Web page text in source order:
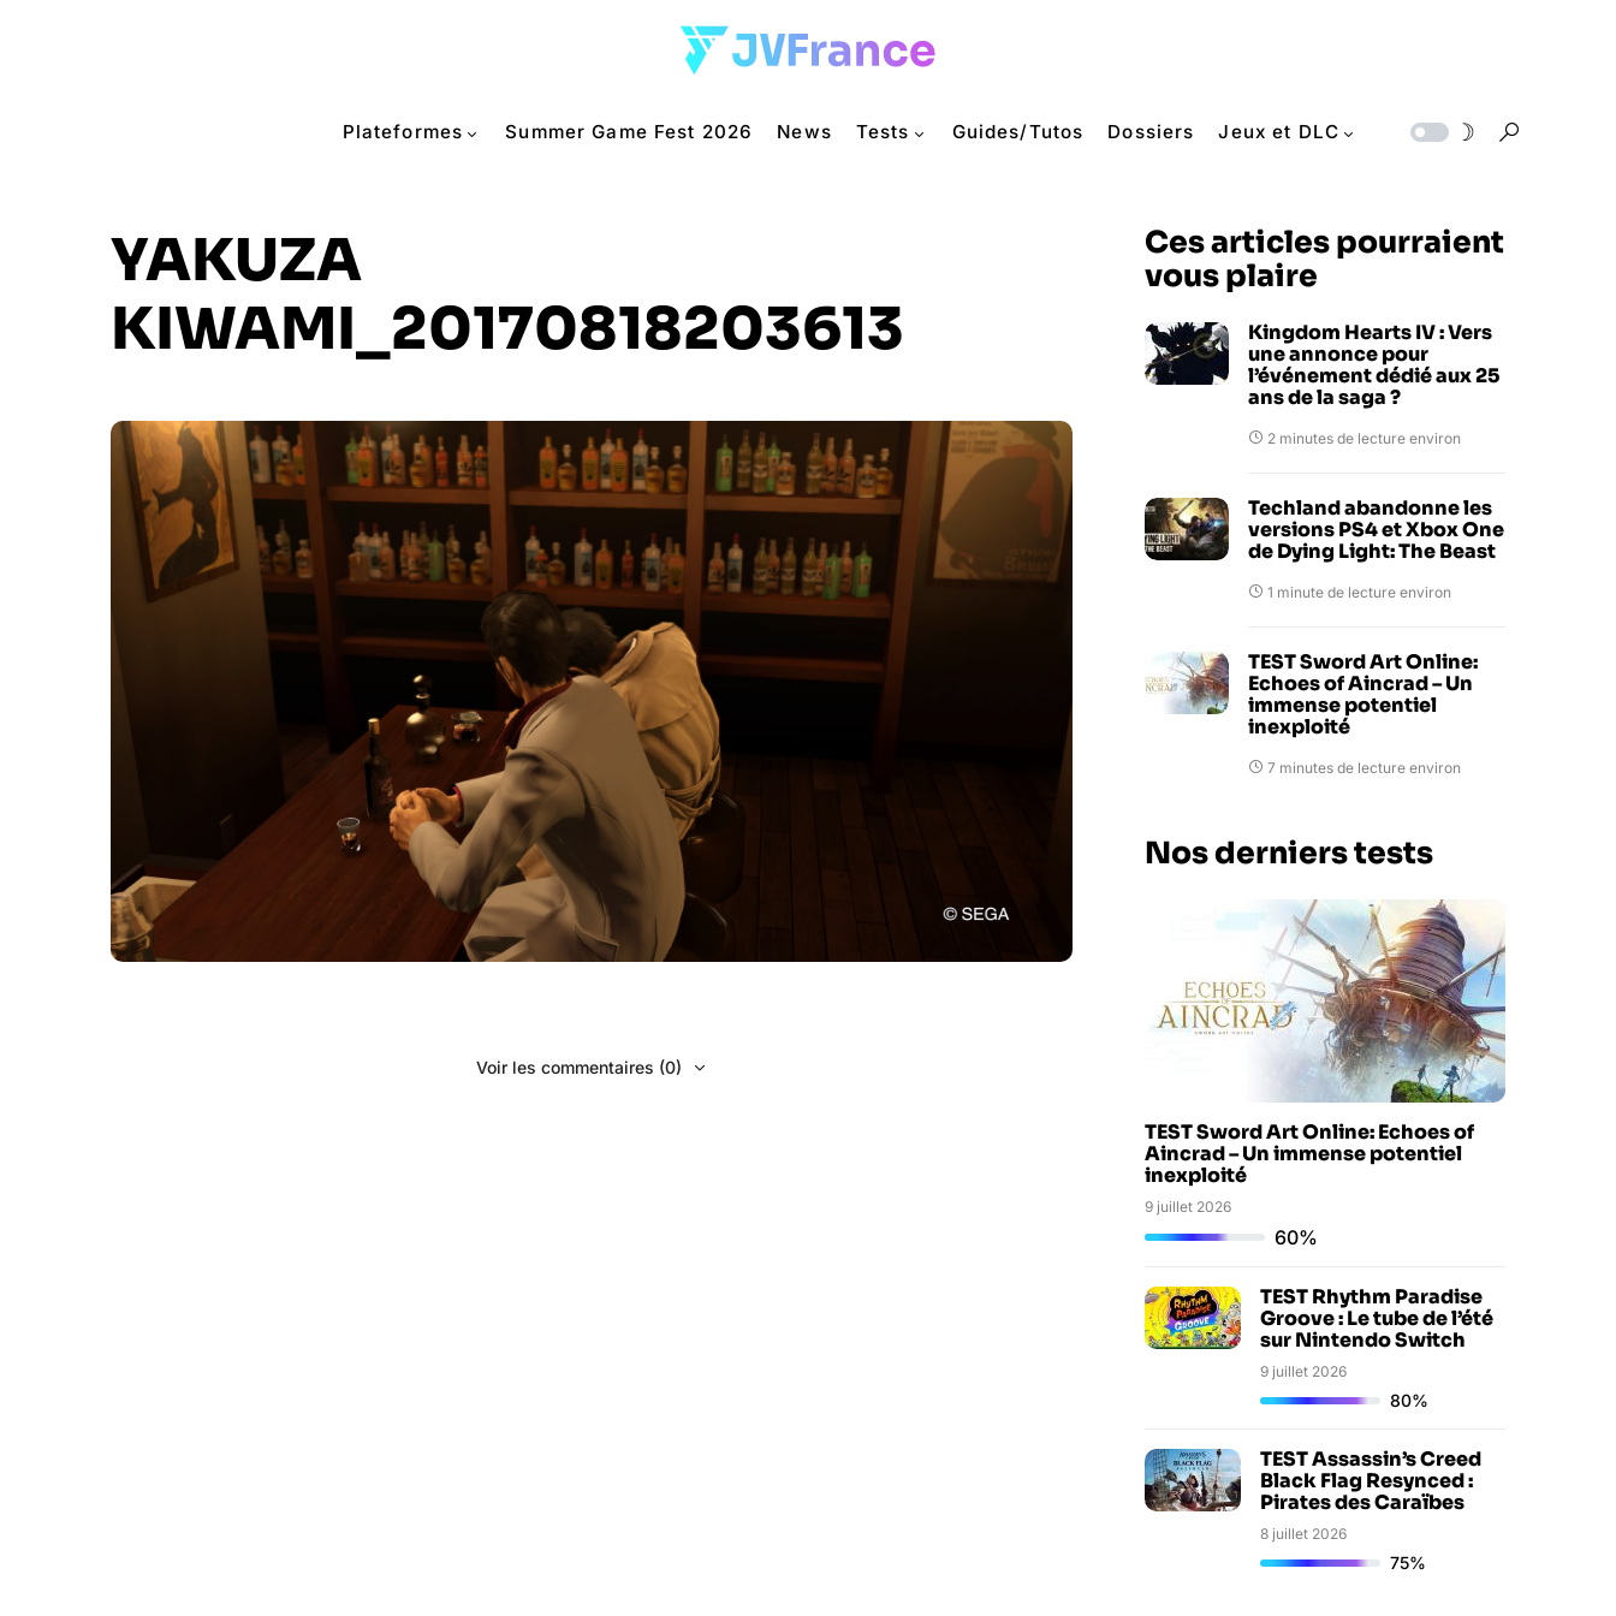
Plateformes Summer Game Fest 2026 News Tests Guides/Tutos Dossiers Jeux et DLC
YAKUZA
KIWAMI_20170818203613
Voir les commentaires (0)
Ces articles pourraient
vous plaire
Kingdom Hearts IV : Vers
une annonce pour
l’événement dédié aux 25
ans de la saga ?
2 minutes de lecture environ
Techland abandonne les
versions PS4 et Xbox One
de Dying Light: The Beast
1 minute de lecture environ
TEST Sword Art Online:
Echoes of Aincrad – Un
immense potentiel
inexploité
7 minutes de lecture environ
Nos derniers tests
TEST Sword Art Online: Echoes of
Aincrad – Un immense potentiel
inexploité
9 juillet 2026
60%
TEST Rhythm Paradise
Groove : Le tube de l’été
sur Nintendo Switch
9 juillet 2026
80%
TEST Assassin’s Creed
Black Flag Resynced :
Pirates des Caraïbes
8 juillet 2026
75%